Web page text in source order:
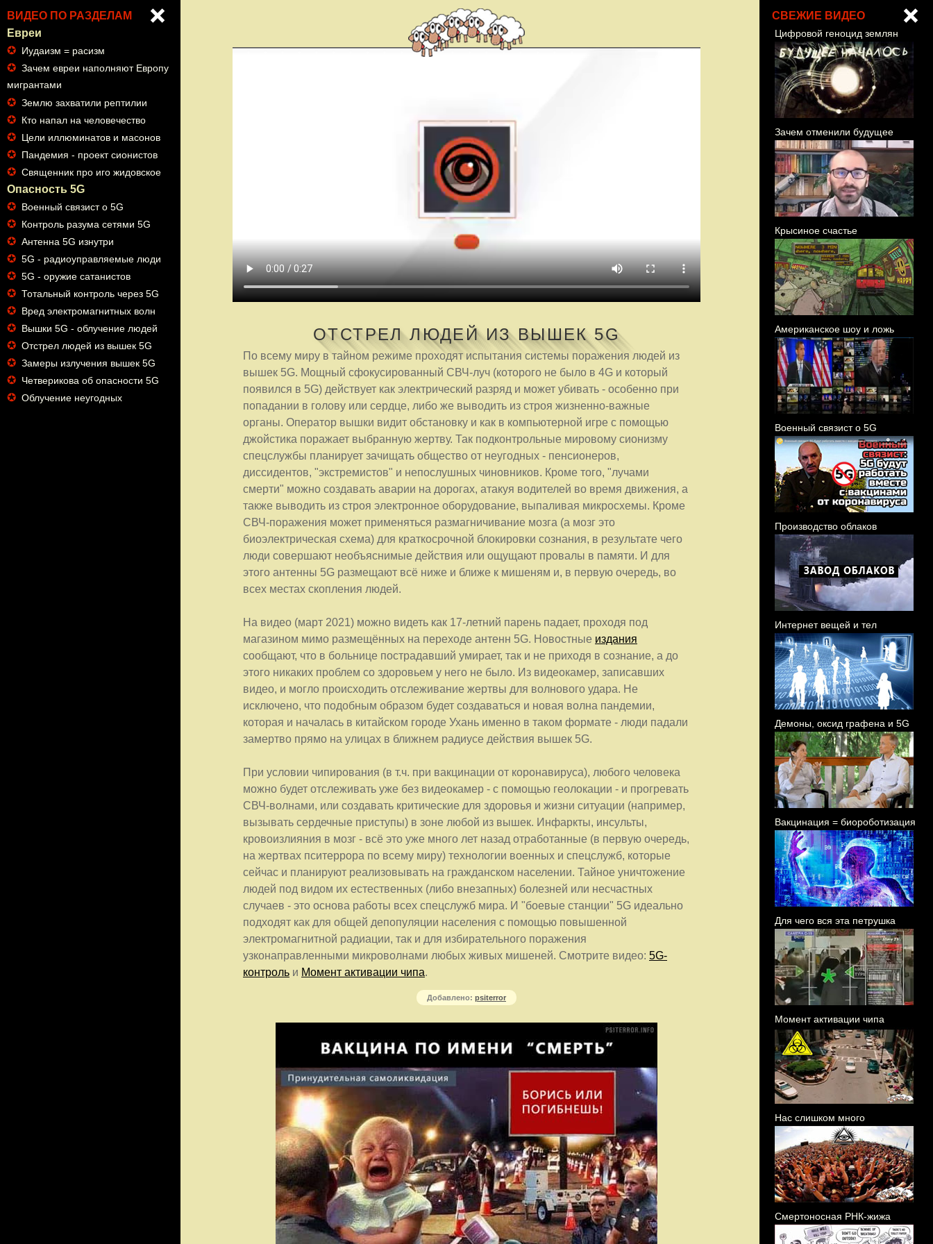
ВИДЕО ПО РАЗДЕЛАМ
Евреи
✪ Иудаизм = расизм
✪ Зачем евреи наполняют Европу
мигрантами
✪ Землю захватили рептилии
✪ Кто напал на человечество
✪ Цели иллюминатов и масонов
✪ Пандемия - проект сионистов
✪ Священник про иго жидовское
Опасность 5G
✪ Военный связист о 5G
✪ Контроль разума сетями 5G
✪ Антенна 5G изнутри
✪ 5G - радиоуправляемые люди
✪ 5G - оружие сатанистов
✪ Тотальный контроль через 5G
✪ Вред электромагнитных волн
✪ Вышки 5G - облучение людей
✪ Отстрел людей из вышек 5G
✪ Замеры излучения вышек 5G
✪ Четверикова об опасности 5G
✪ Облучение неугодных
СВЕЖИЕ ВИДЕО
Цифровой геноцид землян
Зачем отменили будущее
Крысиное счастье
Американское шоу и ложь
Военный связист о 5G
Производство облаков
Интернет вещей и тел
Демоны, оксид графена и 5G
Вакцинация = биороботизация
Для чего вся эта петрушка
Момент активации чипа
Нас слишком много
Смертоносная РНК-жижа
ОТСТРЕЛ ЛЮДЕЙ ИЗ ВЫШЕК 5G
По всему миру в тайном режиме проходят испытания системы поражения людей из
вышек 5G. Мощный сфокусированный СВЧ-луч (которого не было в 4G и который
появился в 5G) действует как электрический разряд и может убивать - особенно при
попадании в голову или сердце, либо же выводить из строя жизненно-важные
органы. Оператор вышки видит обстановку и как в компьютерной игре с помощью
джойстика поражает выбранную жертву. Так подконтрольные мировому сионизму
спецслужбы планирует зачищать общество от неугодных - пенсионеров,
диссидентов, "экстремистов" и непослушных чиновников. Кроме того, "лучами
смерти" можно создавать аварии на дорогах, атакуя водителей во время движения, а
также выводить из строя электронное оборудование, выпаливая микросхемы. Кроме
СВЧ-поражения может применяться размагничивание мозга (а мозг это
биоэлектрическая схема) для краткосрочной блокировки сознания, в результате чего
люди совершают необъяснимые действия или ощущают провалы в памяти. И для
этого антенны 5G размещают всё ниже и ближе к мишеням и, в первую очередь, во
всех местах скопления людей.
На видео (март 2021) можно видеть как 17-летний парень падает, проходя под
магазином мимо размещённых на переходе антенн 5G. Новостные издания
сообщают, что в больнице пострадавший умирает, так и не приходя в сознание, а до
этого никаких проблем со здоровьем у него не было. Из видеокамер, записавших
видео, и могло происходить отслеживание жертвы для волнового удара. Не
исключено, что подобным образом будет создаваться и новая волна пандемии,
которая и началась в китайском городе Ухань именно в таком формате - люди падали
замертво прямо на улицах в ближнем радиусе действия вышек 5G.
При условии чипирования (в т.ч. при вакцинации от коронавируса), любого человека
можно будет отслеживать уже без видеокамер - с помощью геолокации - и прогревать
СВЧ-волнами, или создавать критические для здоровья и жизни ситуации (например,
вызывать сердечные приступы) в зоне любой из вышек. Инфаркты, инсульты,
кровоизлияния в мозг - всё это уже много лет назад отработанные (в первую очередь,
на жертвах пситеррора по всему миру) технологии военных и спецслужб, которые
сейчас и планируют реализовывать на гражданском населении. Тайное уничтожение
людей под видом их естественных (либо внезапных) болезней или несчастных
случаев - это основа работы всех спецслужб мира. И "боевые станции" 5G идеально
подходят как для общей депопуляции населения с помощью повышенной
электромагнитной радиации, так и для избирательного поражения
узконаправленными микроволнами любых живых мишеней. Смотрите видео: 5G-
контроль и Момент активации чипа.
Добавлено: psiterror